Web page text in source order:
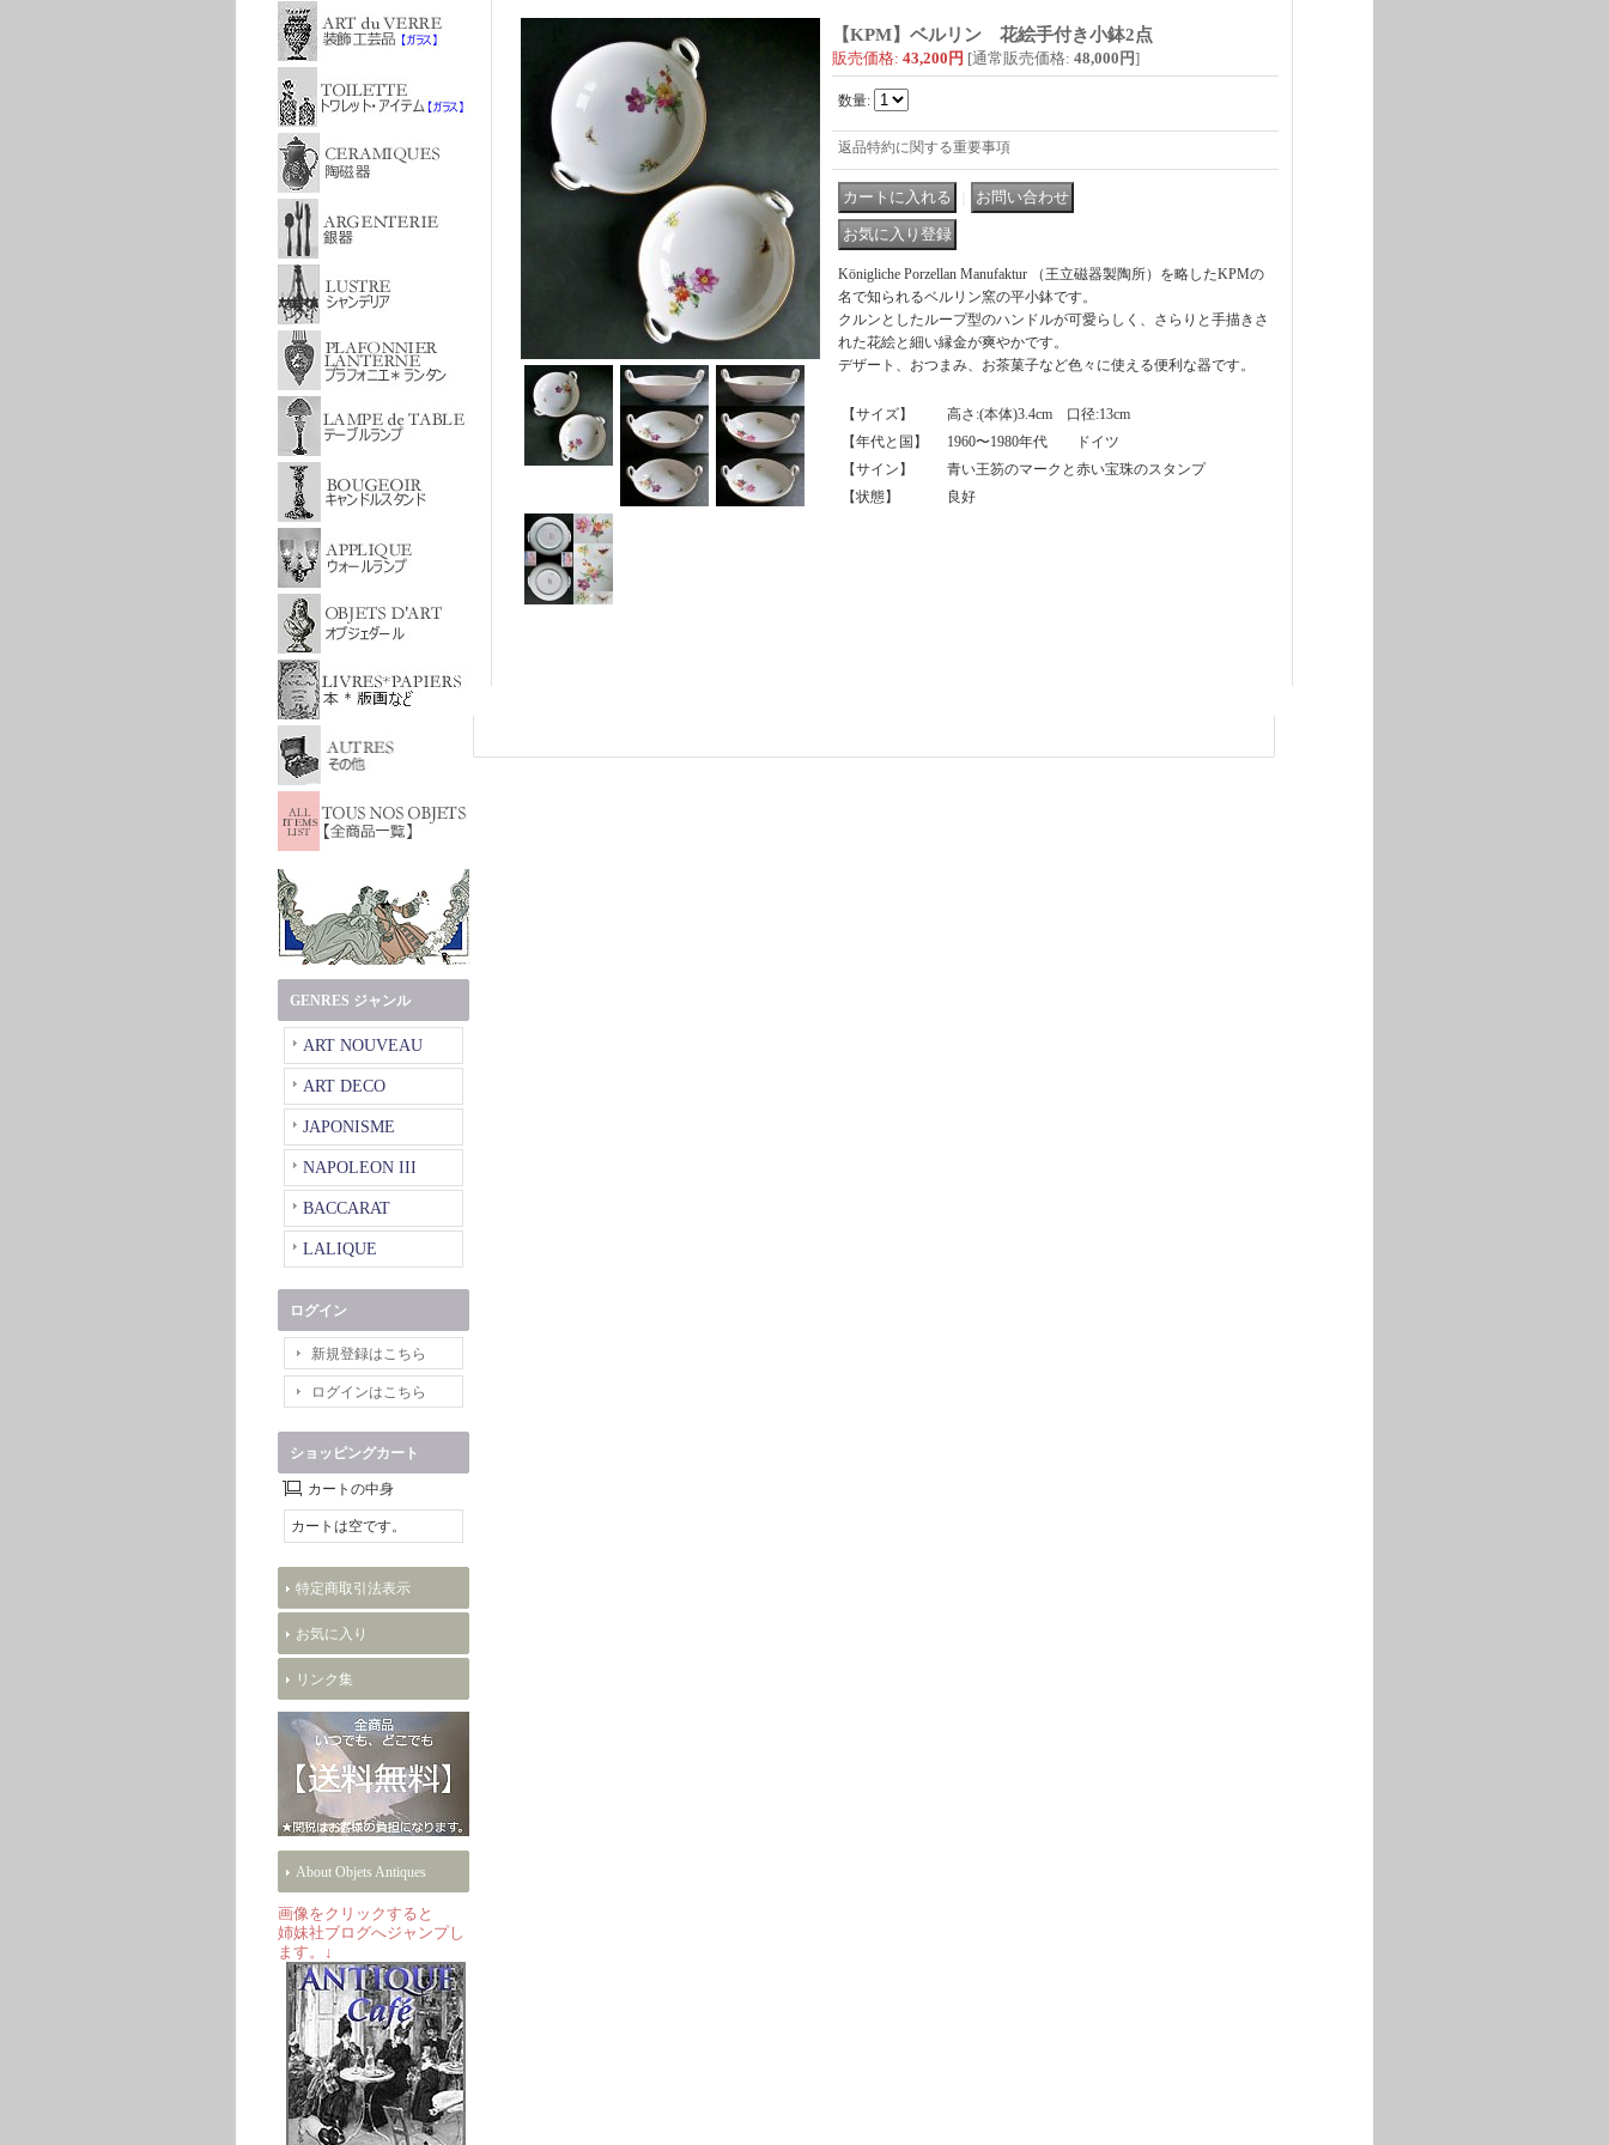
GENRES ジャンル
ART NOUVEAU
ART DECO
JAPONISME
NAPOLEON III
BACCARAT
LALIQUE
ログイン
新規登録はこちら
ログインはこちら
ショッピングカート
カートの中身
カートは空です。
特定商取引法表示
お気に入り
リンク集
About Objets Antiques
画像をクリックすると
姉妹社ブログへジャンプし
ます。↓
【KPM】ベルリン 花絵手付き小鉢2点
販売価格: 43,200円 [通常販売価格: 48,000円]
数量:
返品特約に関する重要事項
Königliche Porzellan Manufaktur （王立磁器製陶所）を略したKPMの
名で知られるベルリン窯の平小鉢です。
クルンとしたループ型のハンドルが可愛らしく、さらりと手描きさ
れた花絵と細い縁金が爽やかです。
デザート、おつまみ、お茶菓子など色々に使える便利な器です。
【サイズ】
高さ:(本体)3.4cm 口径:13cm
【年代と国】
1960〜1980年代 ドイツ
【サイン】
青い王笏のマークと赤い宝珠のスタンプ
【状態】
良好